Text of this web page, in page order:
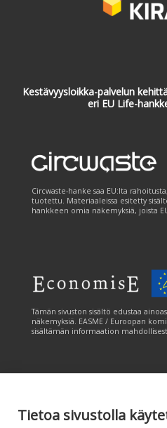
Tietoa sivustolla
Kestävyysloikka-palvelun
eri EU Life-
Circwaste-hanke saa EU:lta
tuotettu. Materiaaleissa esitetty
hankkeen omia näkemyksiä, joista
Tämän sivuston sisältö edustaa
näkemyksiä. EASME / Euroopan
sisältämän informaation